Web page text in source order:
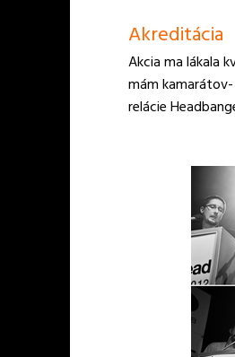
Akreditácia
Akcia ma lákala
mám
relácie